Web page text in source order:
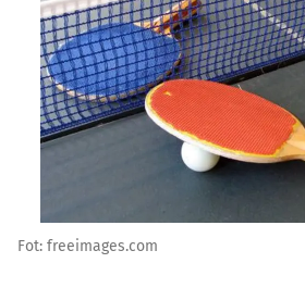
Fot: freeimages.com